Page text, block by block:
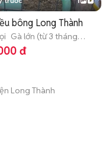
bông Long Thành
Gà lớn (từ 3 tháng
đ
Long Thành